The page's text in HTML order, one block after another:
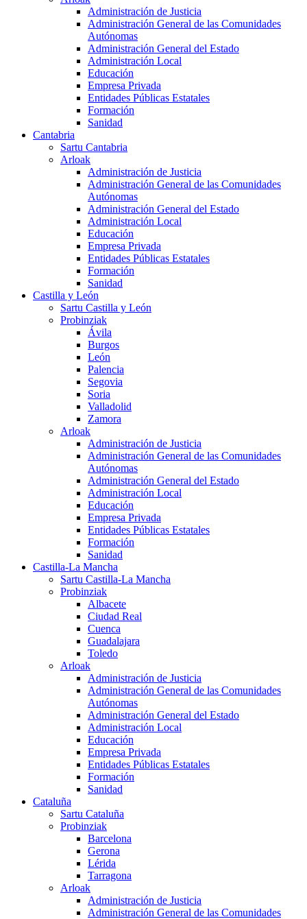
Administración de Justicia
Administración General de las Comunidades
Autónomas
Administración General del Estado
Administración Local
Educación
Empresa Privada
Entidades Públicas Estatales
Formación
Sanidad
Cantabria
Sartu Cantabria
Arloak
Administración de Justicia
Administración General de las Comunidades
Autónomas
Administración General del Estado
Administración Local
Educación
Empresa Privada
Entidades Públicas Estatales
Formación
Sanidad
Castilla y León
Sartu Castilla y León
Probinziak
Ávila
Burgos
León
Palencia
Segovia
Soria
Valladolid
Zamora
Arloak
Administración de Justicia
Administración General de las Comunidades
Autónomas
Administración General del Estado
Administración Local
Educación
Empresa Privada
Entidades Públicas Estatales
Formación
Sanidad
Castilla-La Mancha
Sartu Castilla-La Mancha
Probinziak
Albacete
Ciudad Real
Cuenca
Guadalajara
Toledo
Arloak
Administración de Justicia
Administración General de las Comunidades
Autónomas
Administración General del Estado
Administración Local
Educación
Empresa Privada
Entidades Públicas Estatales
Formación
Sanidad
Cataluña
Sartu Cataluña
Probinziak
Barcelona
Gerona
Lérida
Tarragona
Arloak
Administración de Justicia
Administración General de las Comunidades